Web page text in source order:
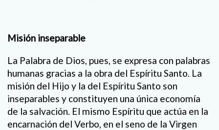
Misión inseparable
La Palabra de Dios, pues, se expresa con palabras
humanas gracias a la obra del Espíritu Santo. La
misión del Hijo y la del Espíritu Santo son
inseparables y constituyen una única economía
de la salvación. El mismo Espíritu que actúa en la
encarnación del Verbo, en el seno de la Virgen